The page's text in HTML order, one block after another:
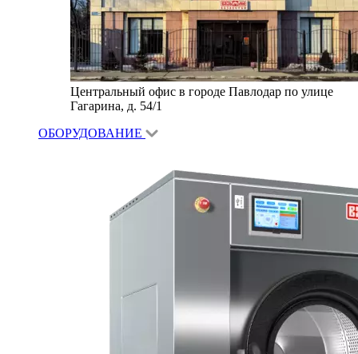
Центральный офис в городе Павлодар по улице
Гагарина, д. 54/1
ОБОРУДОВАНИЕ